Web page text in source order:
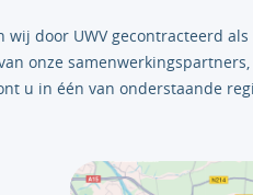
wij door UWV gecontracteerd
onze
u in één van onderstaande